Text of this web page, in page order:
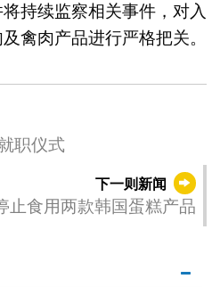
持续监察相关事件，对入
禽肉产品进行严格把关。
职仪式
下一则新闻
止食用两款韩国蛋糕产品